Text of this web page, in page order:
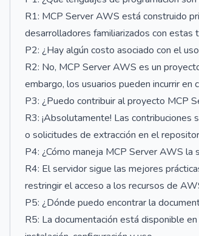
R1: MCP Server AWS está construido
desarrolladores familiarizados con estas
P2: ¿Hay algún costo asociado con el
R2: No, MCP Server AWS es un
embargo, los usuarios pueden incurrir
P3: ¿Puedo contribuir al proyecto MCP
R3: ¡Absolutamente! Las contribuciones
o solicitudes de extracción en el
P4: ¿Cómo maneja MCP Server AWS la
R4: El servidor sigue las mejores
restringir el acceso a los recursos de
P5: ¿Dónde puedo encontrar la
R5: La documentación está disponible